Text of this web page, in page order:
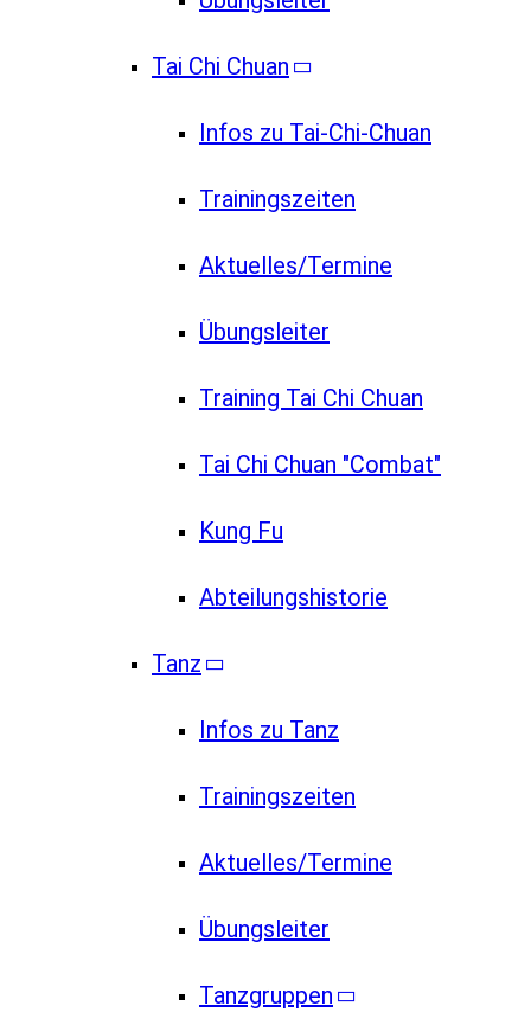
Tai Chi Chuan
Infos zu Tai-Chi-Chuan
Trainingszeiten
Aktuelles/Termine
Übungsleiter
Training Tai Chi Chuan
Tai Chi Chuan "Combat"
Kung Fu
Abteilungshistorie
Tanz
Infos zu Tanz
Trainingszeiten
Aktuelles/Termine
Übungsleiter
Tanzgruppen